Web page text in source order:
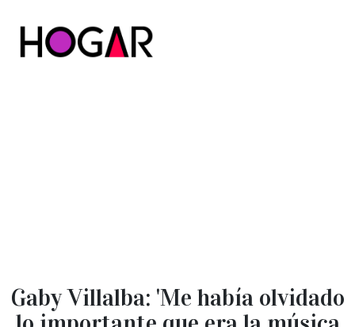
Gaby Villalba: 'Me había olvidado